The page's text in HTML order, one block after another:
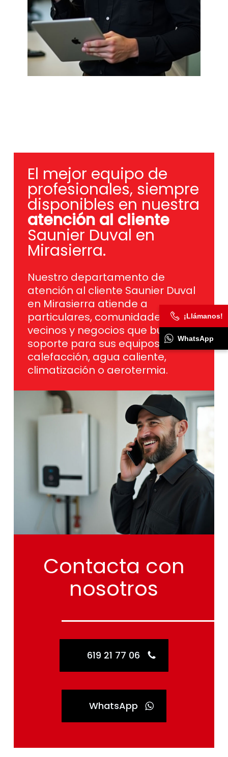
El mejor equipo de
profesionales, siempre
disponibles en nuestra
atención al cliente
Saunier Duval en
Mirasierra.
Nuestro departamento de
atención al cliente Saunier Duval
en Mirasierra atiende a
particulares, comunidades de
vecinos y negocios que buscan
soporte para sus equipos de
calefacción, agua caliente,
climatización o aerotermia.
Contacta con
nosotros
619 21 77 06
WhatsApp
¡Llámanos!
WhatsApp